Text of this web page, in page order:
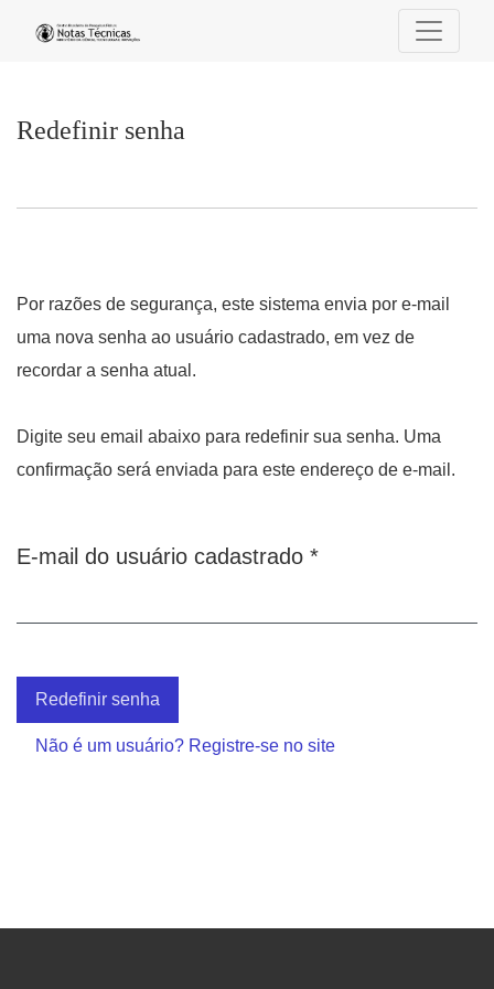
Redefinir senha
Por razões de segurança, este sistema envia por e-mail
uma nova senha ao usuário cadastrado, em vez de
recordar a senha atual.
Digite seu email abaixo para redefinir sua senha. Uma
confirmação será enviada para este endereço de e-mail.
E-mail do usuário cadastrado *Obrigatório
Redefinir senha
Não é um usuário? Registre-se no site